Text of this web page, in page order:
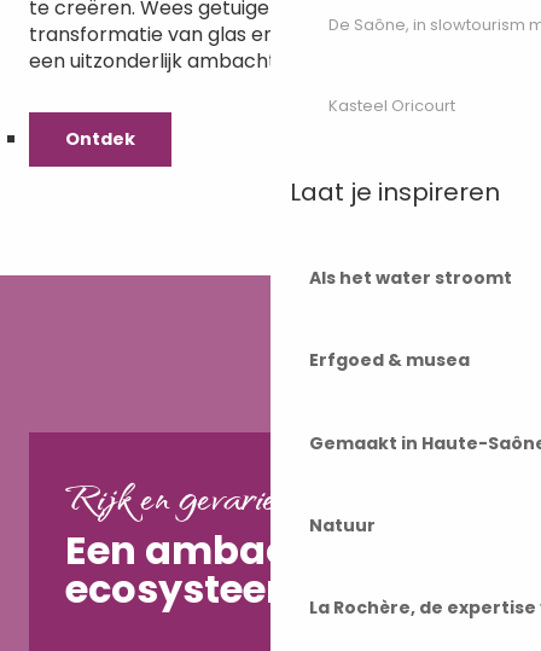
De Saône, in slowtourism
Kasteel Oricourt
Laat je inspireren
Als het water stroomt
Erfgoed & musea
Gemaakt in Haute-
Natuur
La Rochère, de
te creëren. Wees getuige van de magie van de
transformatie van glas en ontdek het erfgoed van
een uitzonderlijk ambacht.
Ontdek
Rijk en gevarieerd
Een ambachtelijk
ecosysteem